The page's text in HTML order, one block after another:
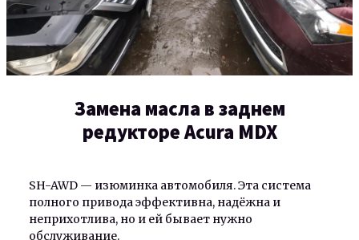
Замена масла в заднем
редукторе Acura MDX
SH-AWD — изюминка автомобиля. Эта система
полного привода эффективна, надёжна и
неприхотлива, но и ей бывает нужно
обслуживание.